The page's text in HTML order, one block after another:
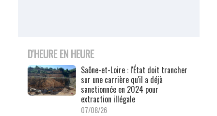
D'HEURE EN HEURE
Saône-et-Loire : l'État doit trancher
sur une carrière qu'il a déjà
sanctionnée en 2024 pour
extraction illégale
07/08/26